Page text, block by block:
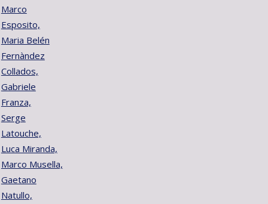
Marco
Esposito,
Maria Belén
Fernàndez
Collados,
Gabriele
Franza,
Serge
Latouche,
Luca Miranda,
Marco Musella,
Gaetano
Natullo,